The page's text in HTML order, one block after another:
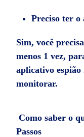
Preciso ter o
Sim, você
menos 1 vez,
aplicativo espião
monitorar.
Como saber o
Passos